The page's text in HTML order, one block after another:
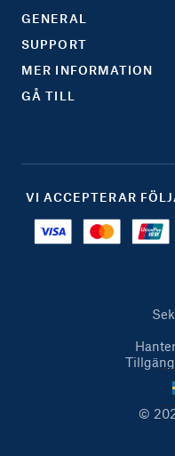
GENERAL
SUPPORT
MER INFORMATION
GÅ TILL
VI ACCEPTERAR
©